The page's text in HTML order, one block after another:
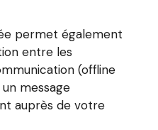
permet également
entre les
(offline
message
auprès de votre